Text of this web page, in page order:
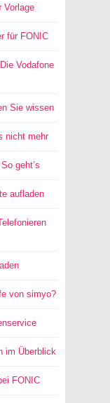
Vorlage
für FONIC
Vodafone
Sie wissen
nicht mehr
geht’s
aufladen
von simyo?
im Überblick
FONIC